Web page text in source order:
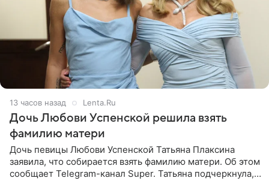
13 часов назад Lenta.Ru
Дочь Любови Успенской решила взять
фамилию матери
Дочь певицы Любови Успенской Татьяна Плаксина
заявила, что собирается взять фамилию матери. Об этом
сообщает Telegram-канал Super. Татьяна подчеркнула,